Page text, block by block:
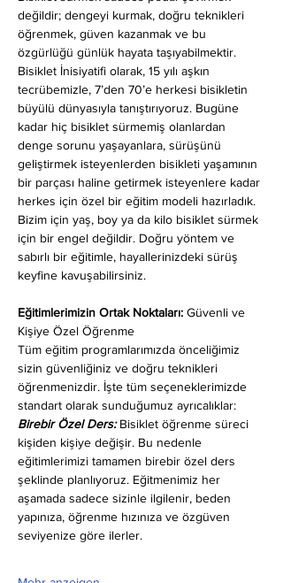
değildir; dengeyi kurmak, doğru teknikleri
öğrenmek, güven kazanmak ve bu
özgürlüğü günlük hayata taşıyabilmektir.
Bisiklet İnisiyatifi olarak, 15 yılı aşkın
tecrübemizle, 7’den 70’e herkesi bisikletin
büyülü dünyasıyla tanıştırıyoruz. Bugüne
kadar hiç bisiklet sürmemiş olanlardan
denge sorunu yaşayanlara, sürüşünü
geliştirmek isteyenlerden bisikleti yaşamının
bir parçası haline getirmek isteyenlere kadar
herkes için özel bir eğitim modeli hazırladık.
Bizim için yaş, boy ya da kilo bisiklet sürmek
için bir engel değildir. Doğru yöntem ve
sabırlı bir eğitimle, hayallerinizdeki sürüş
keyfine kavuşabilirsiniz.
Eğitimlerimizin Ortak Noktaları: Güvenli ve
Kişiye Özel Öğrenme
Tüm eğitim programlarımızda önceliğimiz
sizin güvenliğiniz ve doğru teknikleri
öğrenmenizdir. İşte tüm seçeneklerimizde
standart olarak sunduğumuz ayrıcalıklar:
Birebir Özel Ders: Bisiklet öğrenme süreci
kişiden kişiye değişir. Bu nedenle
eğitimlerimizi tamamen birebir özel ders
şeklinde planlıyoruz. Eğitmenimiz her
aşamada sadece sizinle ilgilenir, beden
yapınıza, öğrenme hızınıza ve özgüven
seviyenize göre ilerler.